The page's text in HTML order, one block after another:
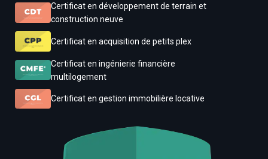
Certificat en développement de terrain et
construction neuve
Certificat en acquisition de petits plex
Certificat en ingénierie financière
multilogement
Certificat en gestion immobilière locative